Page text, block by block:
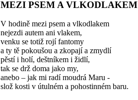
MEZI PSEM A VLKODLAKEM
V hodině mezi psem a vlkodlakem
nejezdi autem ani vlakem,
venku se totiž rojí fantomy
a ty tě pokoušou a zkopají a zmydlí
pěstí i holí, deštníkem i židlí,
tak se drž doma jako my,
anebo – jak mi radí moudrá Maru -
slož kosti v útulném a pohostinném baru.